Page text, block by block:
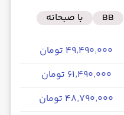
BB با صبحانه
۴۹٬۴۹۰٬۰۰۰ تومان
۶۱٬۴۹۰٬۰۰۰ تومان
۴۸٬۷۹۰٬۰۰۰ تومان